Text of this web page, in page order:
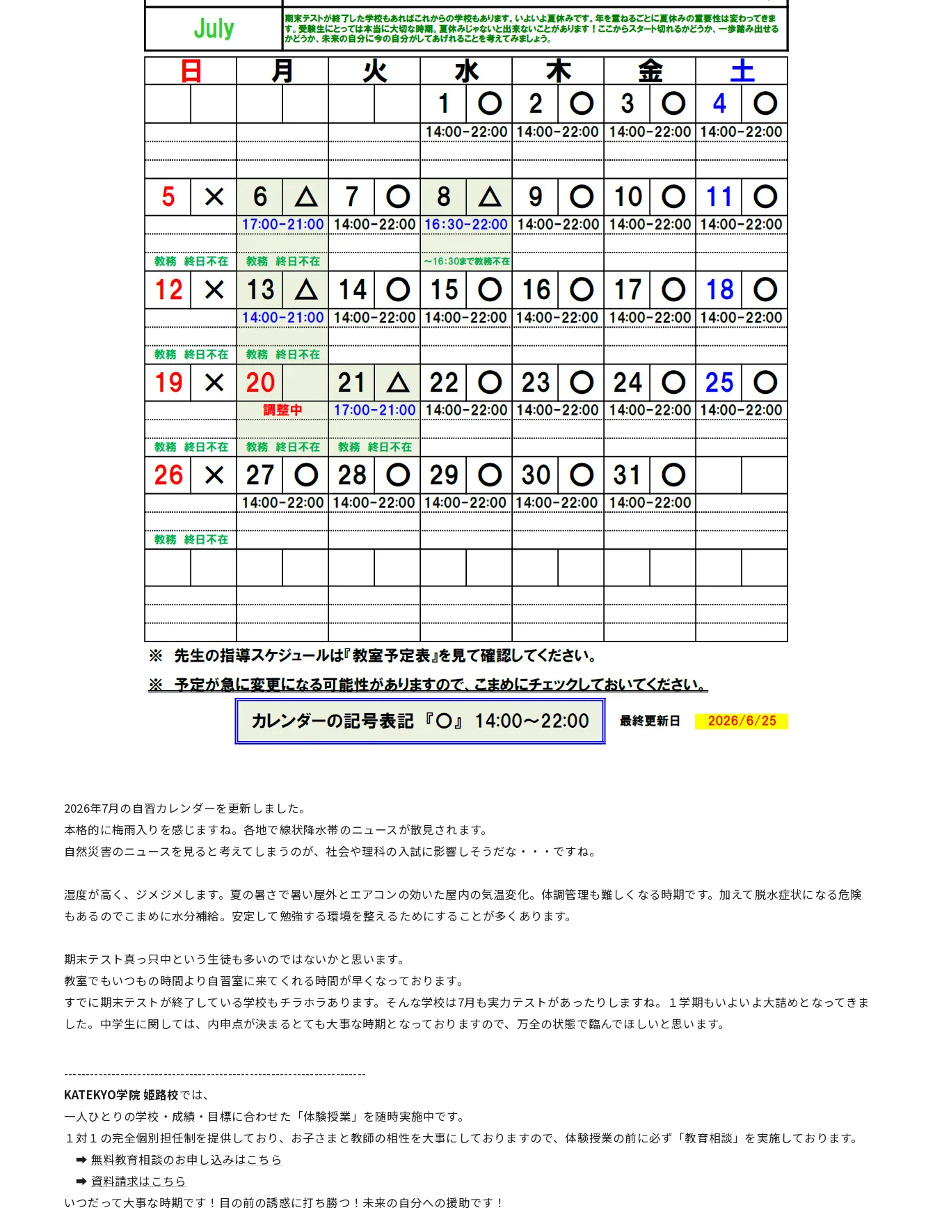
2026年7月の自習カレンダーを更新しました。
本格的に梅雨入りを感じますね。各地で線状降水帯のニュースが散見されます。
自然災害のニュースを見ると考えてしまうのが、社会や理科の入試に影響しそうだな・・・ですね。
湿度が高く、ジメジメします。夏の暑さで暑い屋外とエアコンの効いた屋内の気温変化。体調管理も難しくなる時期です。加えて脱水症状になる危険
もあるのでこまめに水分補給。安定して勉強する環境を整えるためにすることが多くあります。
期末テスト真っ只中という生徒も多いのではないかと思います。
教室でもいつもの時間より自習室に来てくれる時間が早くなっております。
すでに期末テストが終了している学校もチラホラあります。そんな学校は7月も実力テストがあったりしますね。１学期もいよいよ大詰めとなってきま
した。中学生に関しては、内申点が決まるとても大事な時期となっておりますので、万全の状態で臨んでほしいと思います。
----------------------------------------------------------------------
KATEKYO学院 姫路校では、
一人ひとりの学校・成績・目標に合わせた「体験授業」を随時実施中です。
１対１の完全個別担任制を提供しており、お子さまと教師の相性を大事にしておりますので、体験授業の前に必ず「教育相談」を実施しております。
➡ 無料教育相談のお申し込みはこちら
➡ 資料請求はこちら
いつだって大事な時期です！目の前の誘惑に打ち勝つ！未来の自分への援助です！